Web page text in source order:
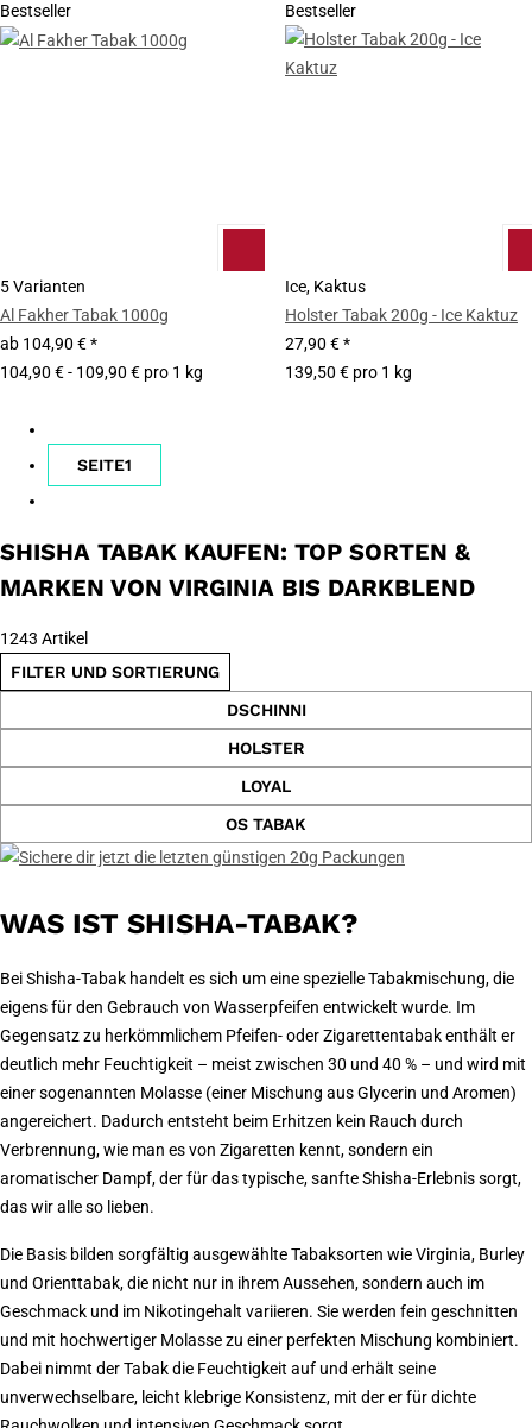
Bestseller
5 Varianten
Al Fakher Tabak 1000g
ab 104,90 €*
104,90 € - 109,90 € pro 1 kg
Bestseller
Ice, Kaktus
Holster Tabak 200g - Ice Kaktuz
27,90 €*
139,50 € pro 1 kg
SEITE1
SHISHA TABAK KAUFEN: TOP SORTEN &
MARKEN VON VIRGINIA BIS DARKBLEND
1243 Artikel
FILTER UND SORTIERUNG
DSCHINNI
HOLSTER
LOYAL
OS TABAK
WAS IST SHISHA-TABAK?
Bei Shisha-Tabak handelt es sich um eine spezielle Tabakmischung, die
eigens für den Gebrauch von Wasserpfeifen entwickelt wurde. Im
Gegensatz zu herkömmlichem Pfeifen- oder Zigarettentabak enthält er
deutlich mehr Feuchtigkeit – meist zwischen 30 und 40 % – und wird mit
einer sogenannten Molasse (einer Mischung aus Glycerin und Aromen)
angereichert. Dadurch entsteht beim Erhitzen kein Rauch durch
Verbrennung, wie man es von Zigaretten kennt, sondern ein
aromatischer Dampf, der für das typische, sanfte Shisha-Erlebnis sorgt,
das wir alle so lieben.
Die Basis bilden sorgfältig ausgewählte Tabaksorten wie Virginia, Burley
und Orienttabak, die nicht nur in ihrem Aussehen, sondern auch im
Geschmack und im Nikotingehalt variieren. Sie werden fein geschnitten
und mit hochwertiger Molasse zu einer perfekten Mischung kombiniert.
Dabei nimmt der Tabak die Feuchtigkeit auf und erhält seine
unverwechselbare, leicht klebrige Konsistenz, mit der er für dichte